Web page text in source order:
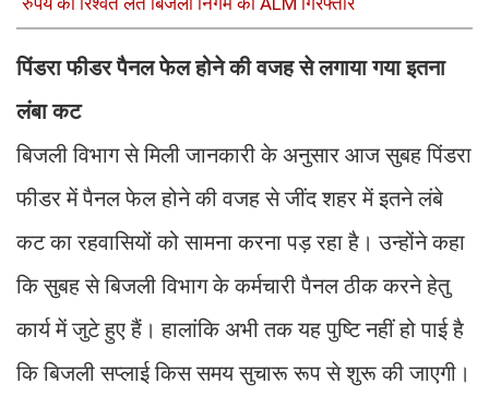
पिंडरा फीडर पैनल फेल होने की वजह से लगाया गया इतना
लंबा कट
बिजली विभाग से मिली जानकारी के अनुसार आज सुबह पिंडरा
फीडर में पैनल फेल होने की वजह से जींद शहर में इतने लंबे
कट का रहवासियों को सामना करना पड़ रहा है। उन्होंने कहा
कि सुबह से बिजली विभाग के कर्मचारी पैनल ठीक करने हेतु
कार्य में जुटे हुए हैं। हालांकि अभी तक यह पुष्टि नहीं हो पाई है
कि बिजली सप्लाई किस समय सुचारू रूप से शुरू की जाएगी।